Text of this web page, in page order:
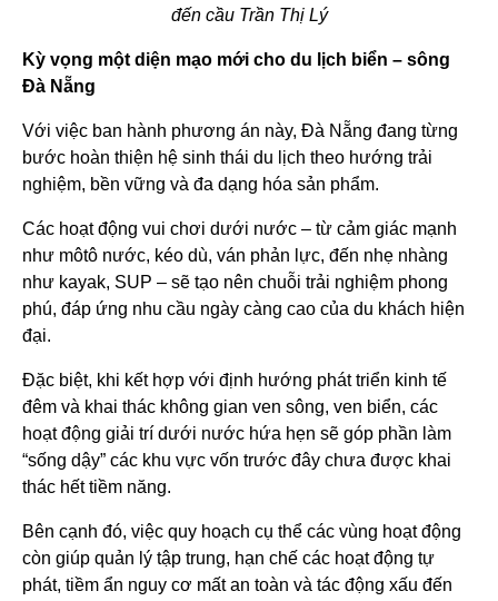
đến cầu Trần Thị Lý
Kỳ vọng một diện mạo mới cho du lịch biển – sông
Đà Nẵng
Với việc ban hành phương án này, Đà Nẵng đang từng
bước hoàn thiện hệ sinh thái du lịch theo hướng trải
nghiệm, bền vững và đa dạng hóa sản phẩm.
Các hoạt động vui chơi dưới nước – từ cảm giác mạnh
như môtô nước, kéo dù, ván phản lực, đến nhẹ nhàng
như kayak, SUP – sẽ tạo nên chuỗi trải nghiệm phong
phú, đáp ứng nhu cầu ngày càng cao của du khách hiện
đại.
Đặc biệt, khi kết hợp với định hướng phát triển kinh tế
đêm và khai thác không gian ven sông, ven biển, các
hoạt động giải trí dưới nước hứa hẹn sẽ góp phần làm
“sống dậy” các khu vực vốn trước đây chưa được khai
thác hết tiềm năng.
Bên cạnh đó, việc quy hoạch cụ thể các vùng hoạt động
còn giúp quản lý tập trung, hạn chế các hoạt động tự
phát, tiềm ẩn nguy cơ mất an toàn và tác động xấu đến